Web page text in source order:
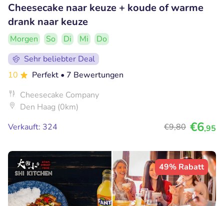
Cheesecake naar keuze + koude of warme
drank naar keuze
Morgen So Di Mi
Do
Sehr beliebter Deal
10
Perfekt • 7 Bewertungen
Cheesecake Company
Den Haag (0km)
Verkauft: 324
€9,80 €6,95
49% Rabatt